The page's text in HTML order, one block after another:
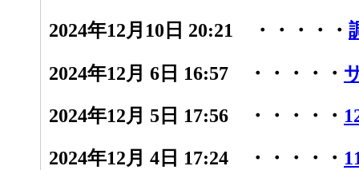
2024年12月10日 20:21 ・・・・・
2024年12月 6日 16:57 ・・・・・
2024年12月 5日 17:56 ・・・・・
2024年12月 4日 17:24 ・・・・・